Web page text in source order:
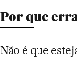
Por que
Não é que